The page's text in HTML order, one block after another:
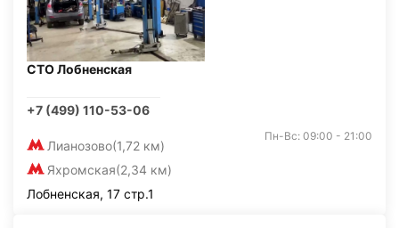
СТО Лобненская
+7 (499) 110-53-06
Лианозово(1,72 км)
Яхромская(2,34 км)
Пн-Вс: 09:00 - 21:00
Лобненская, 17 стр.1